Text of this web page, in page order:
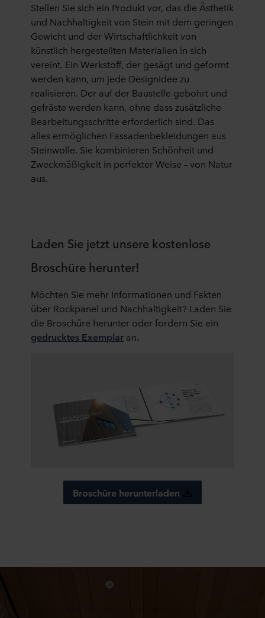
Stellen Sie sich ein Produkt vor, das die Ästhetik
und Nachhaltigkeit von Stein mit dem geringen
Gewicht und der Wirtschaftlichkeit von
künstlich hergestellten Materialien in sich
vereint. Ein Werkstoff, der gesägt und geformt
werden kann, um jede Designidee zu
realisieren. Der auf der Baustelle gebohrt und
gefräste werden kann, ohne dass zusätzliche
Bearbeitungsschritte erforderlich sind. Das
alles ermöglichen Fassadenbekleidungen aus
Steinwolle. Sie kombinieren Schönheit und
Zweckmäßigkeit in perfekter Weise – von Natur
aus.
Laden Sie jetzt unsere kostenlose
Broschüre herunter!
Möchten Sie mehr Informationen und Fakten
über Rockpanel und Nachhaltigkeit? Laden Sie
die Broschüre herunter oder fordern Sie ein
gedrucktes Exemplar an.
Broschüre herunterladen